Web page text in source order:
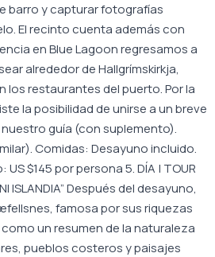
barro y capturar fotografías
El recinto cuenta además con
en Blue Lagoon regresamos a
alrededor de Hallgrímskirkja,
los restaurantes del puerto. Por la
la posibilidad de unirse a un breve
guía (con suplemento).
Comidas: Desayuno incluido.
$145 por persona 5. DÍA | TOUR
ISLANDIA” Después del desayuno,
famosa por sus riquezas
un resumen de la naturaleza
pueblos costeros y paisajes